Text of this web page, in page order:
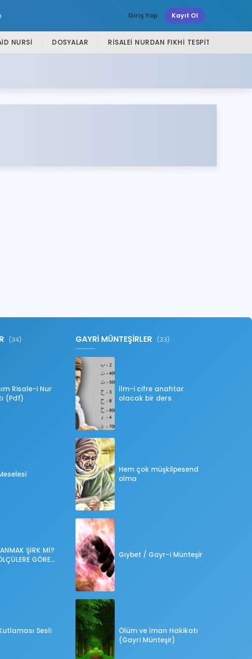
Giriş Yap Kayıt Ol
NURSİ DOSYALAR RISALEI NURDAN FIKHI TESPITLER
(34)
Risale-i Nur
(Pdf)
ŞİRK Mİ?
GÖRE
Sesli
GAYRİ MÜNTEŞİRLER (33)
İlm-i cifre anahtar
olacak bir ders
Hem çok müşkilpesend
olma
Gıybet / Gayr-i Münteşir
Ölüm ve İman Hakikatı
(Gayri Münteşir)